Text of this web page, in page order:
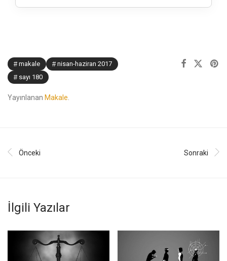
makale
nisan-haziran 2017
sayı 180
Yayınlanan Makale
Önceki Sonraki
İlgili Yazılar